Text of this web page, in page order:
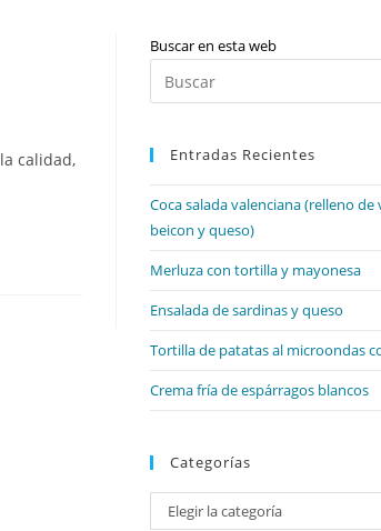
calidad,
Buscar en esta web
Entradas Recientes
Coca salada valenciana (relleno de
beicon y queso)
Merluza con tortilla y mayonesa
Ensalada de sardinas y queso
Tortilla de patatas al microondas
Crema fría de espárragos blancos
Categorías
Categorías
Elegir la categoría